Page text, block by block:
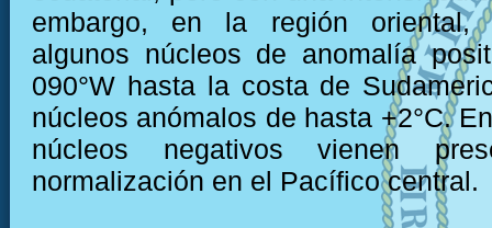
embargo, en la región oriental,
algunos núcleos de anomalía
090°W hasta la costa de
núcleos anómalos de hasta +2°C.
núcleos negativos vienen
normalización en el Pacífico central.